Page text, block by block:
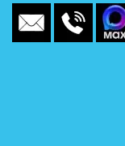
Перейти